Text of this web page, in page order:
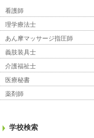
看護師
理学療法士
あん摩マッサージ指圧師
義肢装具士
介護福祉士
医療秘書
薬剤師
学校検索